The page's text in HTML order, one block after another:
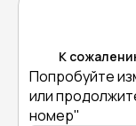
К
Попробуйте
или
номер"